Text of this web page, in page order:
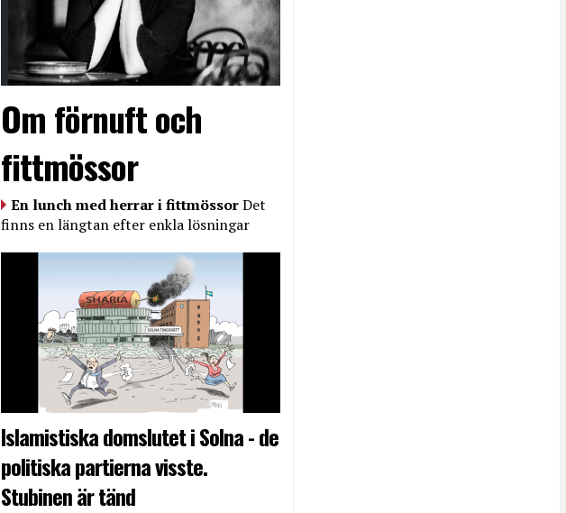
Om förnuft och
fittmössor
En lunch med herrar i fittmössorDet
finns en längtan efter enkla lösningar
Islamistiska domslutet i Solna - de
politiska partierna visste.
Stubinen är tänd